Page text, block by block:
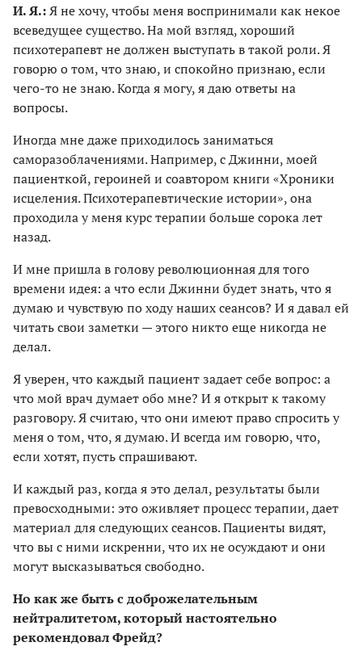
И. Я.:Я не хочу, чтобы меня воспринимали как некое
всеведущее существо. На мой взгляд, хороший
психотерапевт не должен выступать в такой роли. Я
говорю о том, что знаю, и спокойно признаю, если
чего-то не знаю. Когда я могу, я даю ответы на
вопросы.
Иногда мне даже приходилось заниматься
саморазоблачениями. Например, с Джинни, моей
пациенткой, героиней и соавтором книги «Хроники
исцеления. Психотерапевтические истории», она
проходила у меня курс терапии больше сорока лет
назад.
И мне пришла в голову революционная для того
времени идея: а что если Джинни будет знать, что я
думаю и чувствую по ходу наших сеансов? И я давал ей
читать свои заметки — этого никто еще никогда не
делал.
Я уверен, что каждый пациент задает себе вопрос: а
что мой врач думает обо мне? И я открыт к такому
разговору. Я считаю, что они имеют право спросить у
меня о том, что, я думаю. И всегда им говорю, что,
если хотят, пусть спрашивают.
И каждый раз, когда я это делал, результаты были
превосходными: это оживляет процесс терапии, дает
материал для следующих сеансов. Пациенты видят,
что вы с ними искренни, что их не осуждают и они
могут высказываться свободно.
Но как же быть с доброжелательным
нейтралитетом, который настоятельно
рекомендовал Фрейд?